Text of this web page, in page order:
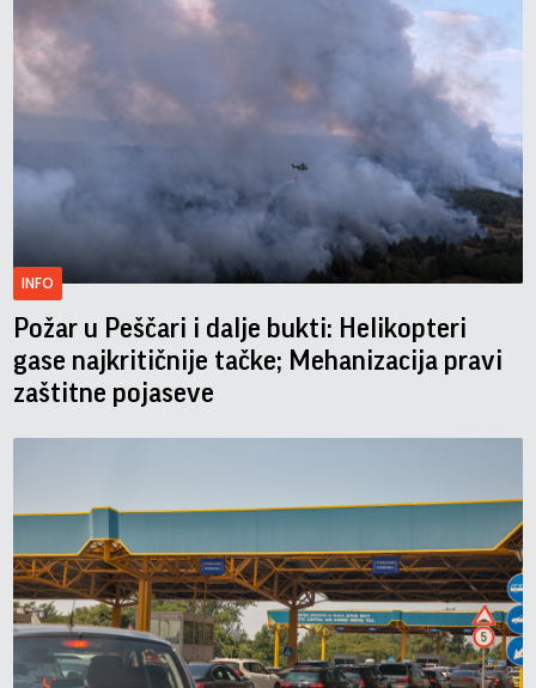
INFO
Požar u Peščari i dalje bukti: Helikopteri
gase najkritičnije tačke; Mehanizacija pravi
zaštitne pojaseve